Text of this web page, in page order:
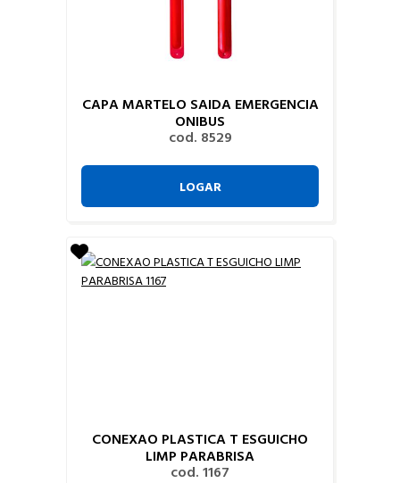
CAPA MARTELO SAIDA EMERGENCIA
ONIBUS
cod. 8529
LOGAR
CONEXAO PLASTICA T ESGUICHO
LIMP PARABRISA
cod. 1167